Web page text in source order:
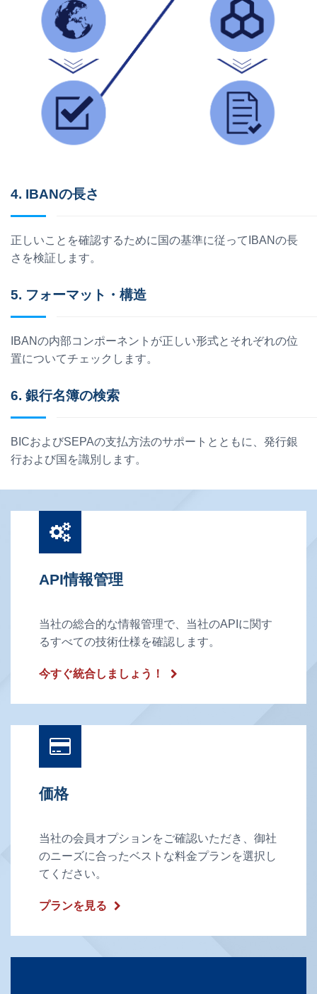
4. IBANの長さ
正しいことを確認するために国の基準に従ってIBANの長
さを検証します。
5. フォーマット・構造
IBANの内部コンポーネントが正しい形式とそれぞれの位
置についてチェックします。
6. 銀行名簿の検索
BICおよびSEPAの支払方法のサポートとともに、発行銀
行および国を識別します。
API情報管理
当社の総合的な情報管理で、当社のAPIに関す
るすべての技術仕様を確認します。
今すぐ統合しましょう！
価格
当社の会員オプションをご確認いただき、御社
のニーズに合ったベストな料金プランを選択し
てください。
プランを見る